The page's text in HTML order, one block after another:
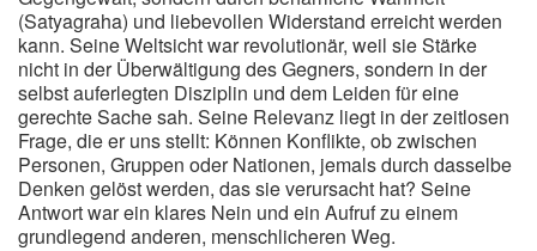
(Satyagraha) und liebevollen Widerstand erreicht werden
kann. Seine Weltsicht war revolutionär, weil sie Stärke
nicht in der Überwältigung des Gegners, sondern in der
selbst auferlegten Disziplin und dem Leiden für eine
gerechte Sache sah. Seine Relevanz liegt in der zeitlosen
Frage, die er uns stellt: Können Konflikte, ob zwischen
Personen, Gruppen oder Nationen, jemals durch dasselbe
Denken gelöst werden, das sie verursacht hat? Seine
Antwort war ein klares Nein und ein Aufruf zu einem
grundlegend anderen, menschlicheren Weg.